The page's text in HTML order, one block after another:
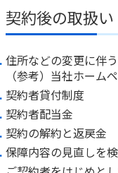
契約後の取扱い
住所などの変更に伴
（参考）当社ホーム
契約者貸付制度
契約者配当金
契約の解約と返戻金
保障内容の見直しを